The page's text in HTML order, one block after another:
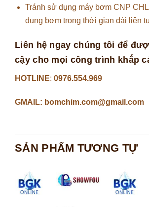
Tránh sử dụng máy bơm CNP
dụng bơm trong thời gian dài liên
Liên hệ ngay chúng tôi để
cậy cho mọi công trình khắp
HOTLINE: 0976.554.969
GMAIL: bomchim.com@gmail.com
SẢN PHẨM TƯƠNG TỰ